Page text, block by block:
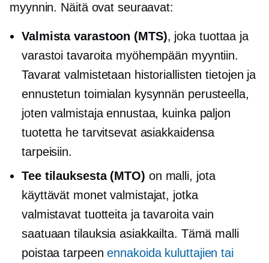
myynnin. Näitä ovat seuraavat:
Valmista varastoon (MTS), joka tuottaa ja
varastoi tavaroita myöhempään myyntiin.
Tavarat valmistetaan historiallisten tietojen ja
ennustetun toimialan kysynnän perusteella,
joten valmistaja ennustaa, kuinka paljon
tuotetta he tarvitsevat asiakkaidensa
tarpeisiin.
Tee tilauksesta (MTO) on malli, jota
käyttävät monet valmistajat, jotka
valmistavat tuotteita ja tavaroita vain
saatuaan tilauksia asiakkailta. Tämä malli
poistaa tarpeenennakoida kuluttajien tai